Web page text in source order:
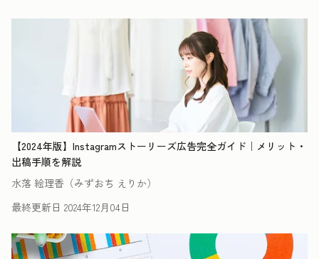
【2024年版】Instagramストーリーズ広告完全ガイド｜メリット・
出稿手順を解説
水落 絵理香（みずおち えりか）
最終更新日 2024年12月04日